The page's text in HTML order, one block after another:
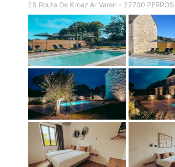
26 Route De Kroaz Ar Varen - 22700 PERROS